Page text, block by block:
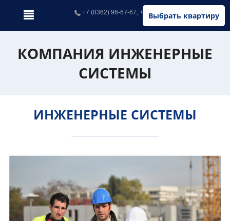
Выбрать квартиру
+7 (8362) 96-67-67, +7 (902) 326-67-67
КОМПАНИЯ ИНЖЕНЕРНЫЕ
СИСТЕМЫ
ИНЖЕНЕРНЫЕ СИСТЕМЫ